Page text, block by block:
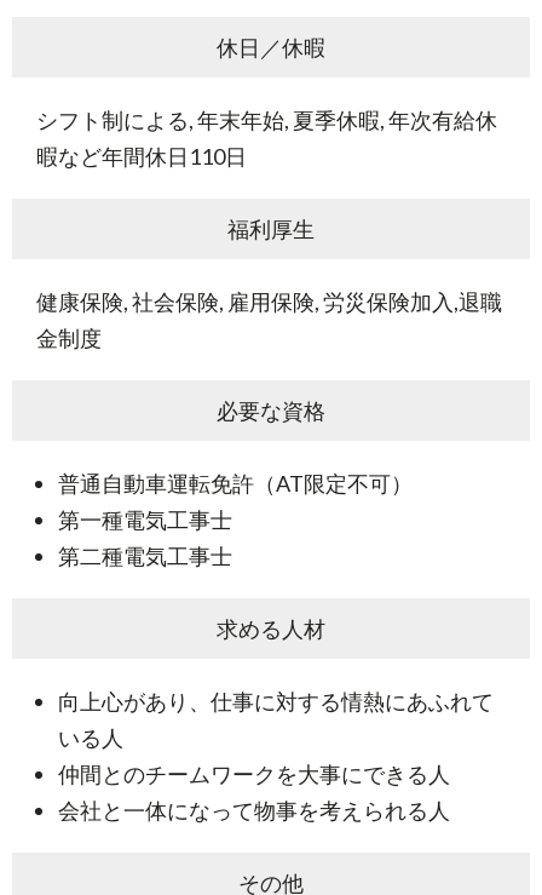
休日／休暇
シフト制による, 年末年始, 夏季休暇, 年次有給休
暇など年間休日110日
福利厚生
健康保険, 社会保険, 雇用保険, 労災保険加入,退職
金制度
必要な資格
普通自動車運転免許（AT限定不可）
第一種電気工事士
第二種電気工事士
求める人材
向上心があり、仕事に対する情熱にあふれて
いる人
仲間とのチームワークを大事にできる人
会社と一体になって物事を考えられる人
その他